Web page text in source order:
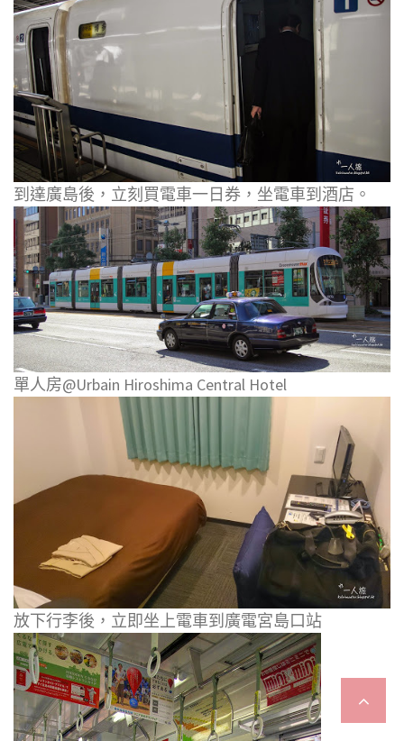
到達廣島後，立刻買電車一日券，坐電車到酒店。
單人房@Urbain Hiroshima Central Hotel
放下行李後，立即坐上電車到廣電宮島口站